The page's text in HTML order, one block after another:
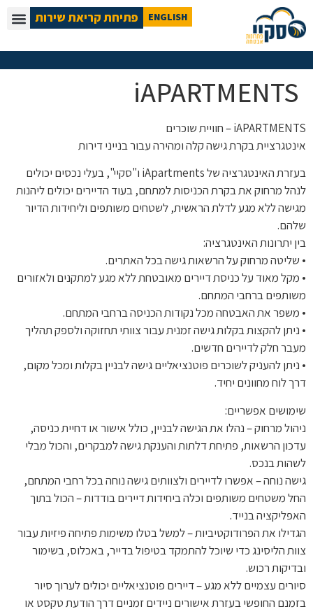
פתיחת קריאת שירות ENGLISH
iAPARTMENTS
iAPARTMENTS – חוויית שוכרים
אינטגרציית בקרת גישה קלה ומהירה עבור בנייני דירות
בעזרת האינטגרציה של iApartments ו"סקיי", בעלי נכסים יכולים
לנהל מרחוק את בקרת הכניסות למתחם, בעוד הדיירים יכולים ליהנות
מגישה ללא מגע לדלת הראשית, לשטחים משותפים וליחידות הדיור
שלהם.
בין יתרונות האינטגרציה:
• שליטה מרחוק על הרשאות גישה בכל האתרים.
• מקל מאוד על כניסת דיירים מאובטחת ללא מגע למתקנים ולאזורים
משותפים ברחבי המתחם.
• משפר את האבטחה מכל נקודות הכניסה ברחבי המתחם.
• ניתן להקצות בקלות גישה זמנית עבור צוותי תחזוקה ולספק תהליך
מעבר חלק לדיירים חדשים.
• ניתן להעניק לשוכרים פוטנציאליים גישה לבניין בקלות ומכל מקום,
דרך לוח מחוונים יחיד.
שימושים אפשריים:
ניהול מרחוק – נהלו את הגישה לבניין, כולל אישור או דחיית כניסה,
עדכון הרשאות, פתיחת דלתות והענקת גישה למבקרים, והכול מבלי
לשהות בנכס.
גישה נוחה – אפשרו לדיירים ולצוותים גישה נוחה בכל רחבי המתחם,
החל משטחים משותפים וכלה ביחידות דיירים בודדות – הכול בתוך
האפליקציה בנייד.
הגדילו את הפרודוקטיביות – למשל בטלו משימות פתיחה פיזיות עבור
צוות הליסינג כדי שיוכל להתמקד בטיפול בדייר, באכלוס, בשימור
ובדיקות רכוש.
סיורים עצמיים ללא מגע – דיירים פוטנציאליים יכולים לערוך סיור
בזמנם החופשי בעזרת אישורים ניידים זמניים דרך הודעת טקסט או